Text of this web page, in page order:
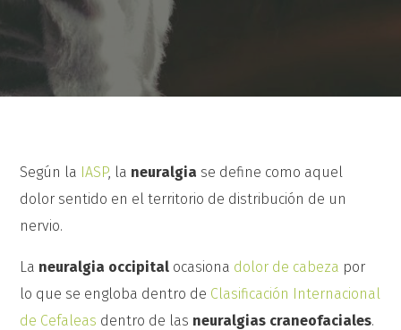
Según la IASP, la neuralgia se define como aquel
dolor sentido en el territorio de distribución de un
nervio.
La neuralgia occipital ocasiona dolor de cabeza por
lo que se engloba dentro de Clasificación Internacional
de Cefaleas dentro de las neuralgias craneofaciales.